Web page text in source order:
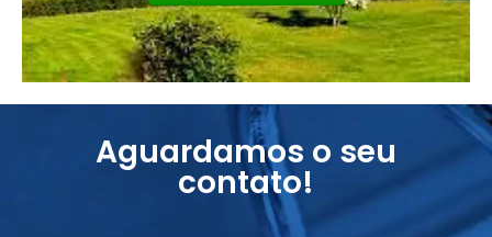
Aguardamos o seu
contato!